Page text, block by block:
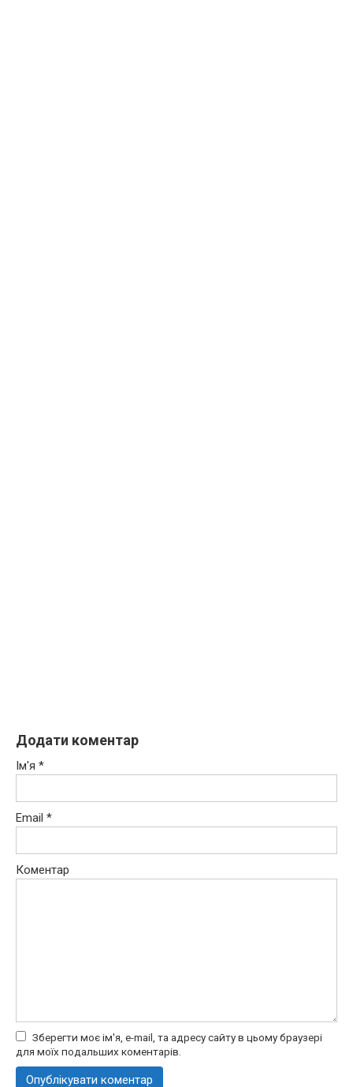
Додати коментар
Ім'я *
Email *
Коментар
Зберегти моє ім'я, e-mail, та адресу сайту в цьому браузері
для моїх подальших коментарів.